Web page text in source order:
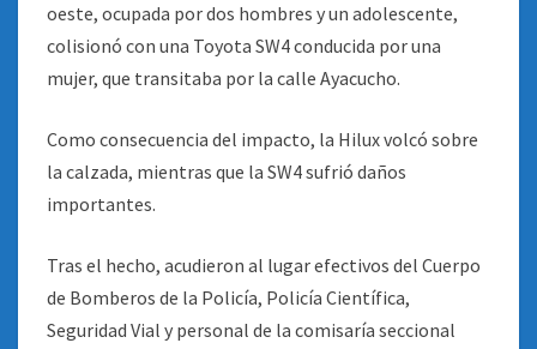
oeste, ocupada por dos hombres y un adolescente,
colisionó con una Toyota SW4 conducida por una
mujer, que transitaba por la calle Ayacucho.
Como consecuencia del impacto, la Hilux volcó sobre
la calzada, mientras que la SW4 sufrió daños
importantes.
Tras el hecho, acudieron al lugar efectivos del Cuerpo
de Bomberos de la Policía, Policía Científica,
Seguridad Vial y personal de la comisaría seccional